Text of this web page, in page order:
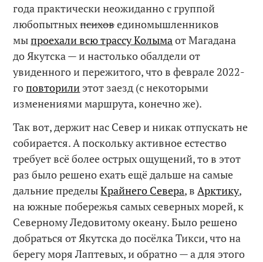
года практически неожиданно с группой
любопытныхпсиховединомышленников
мыпроехали всю трассу Колымаот Магадана
до Якутска — и настолько обалдели от
увиденного и пережитого, что в феврале 2022-
гоповторили этот заезд (с некоторыми
изменениями маршрута, конечно же).
Так вот, держит нас Север и никак отпускать не
собирается. А поскольку активное естество
требует всё более острых ощущений, то в этот
раз было решено ехать ещё дальше на самые
дальние пределыКрайнего Севера, вАрктику,
на южные побережья самых северных морей, к
Северному Ледовитому океану. Было решено
добраться от Якутска до посёлка Тикси, что на
берегу моря Лаптевых, и обратно — а для этого